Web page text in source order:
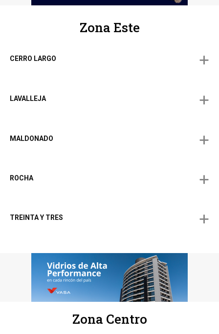
Zona Este
CERRO LARGO
LAVALLEJA
MALDONADO
ROCHA
TREINTA Y TRES
Zona Centro